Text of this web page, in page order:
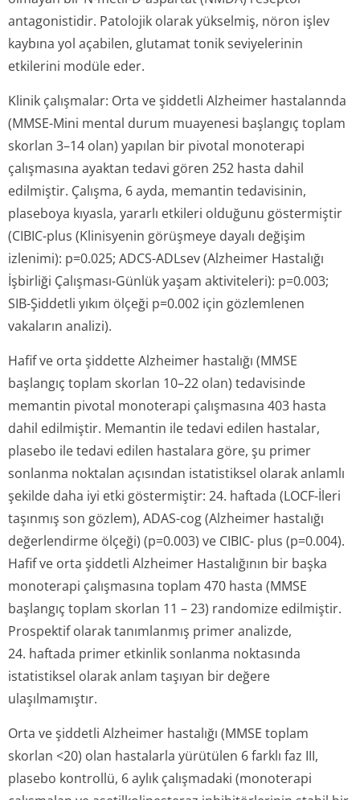
antagonistidir. Patolojik olarak yükselmiş, nöron işlev
kaybına yol açabilen, glutamat tonik seviyelerinin
etkilerini modüle eder.
Klinik çalışmalar: Orta ve şiddetli Alzheimer hastalannda
(MMSE-Mini mental durum muayenesi başlangıç toplam
skorlan 3–14 olan) yapılan bir pivotal monoterapi
çalışmasına ayaktan tedavi gören 252 hasta dahil
edilmiştir. Çalışma, 6 ayda, memantin tedavisinin,
plaseboya kıyasla, yararlı etkileri olduğunu göstermiştir
(CIBIC-plus (Klinisyenin görüşmeye dayalı değişim
izlenimi): p=0.025; ADCS-ADLsev (Alzheimer Hastalığı
İşbirliği Çalışması-Günlük yaşam aktiviteleri): p=0.003;
SIB-Şiddetli yıkım ölçeği p=0.002 için gözlemlenen
vakaların analizi).
Hafif ve orta şiddette Alzheimer hastalığı (MMSE
başlangıç toplam skorlan 10–22 olan) tedavisinde
memantin pivotal monoterapi çalışmasına 403 hasta
dahil edilmiştir. Memantin ile tedavi edilen hastalar,
plasebo ile tedavi edilen hastalara göre, şu primer
sonlanma noktalan açısından istatistiksel olarak anlamlı
şekilde daha iyi etki göstermiştir: 24. haftada (LOCF-İleri
taşınmış son gözlem), ADAS-cog (Alzheimer hastalığı
değerlendirme ölçeği) (p=0.003) ve CIBIC- plus (p=0.004).
Hafif ve orta şiddetli Alzheimer Hastalığının bir başka
monoterapi çalışmasına toplam 470 hasta (MMSE
başlangıç toplam skorlan 11 – 23) randomize edilmiştir.
Prospektif olarak tanımlanmış primer analizde,
24. haftada primer etkinlik sonlanma noktasında
istatistiksel olarak anlam taşıyan bir değere
ulaşılmamıştır.
Orta ve şiddetli Alzheimer hastalığı (MMSE toplam
skorlan <20) olan hastalarla yürütülen 6 farklı faz III,
plasebo kontrollü, 6 aylık çalışmadaki (monoterapi